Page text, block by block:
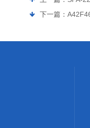
下一篇：